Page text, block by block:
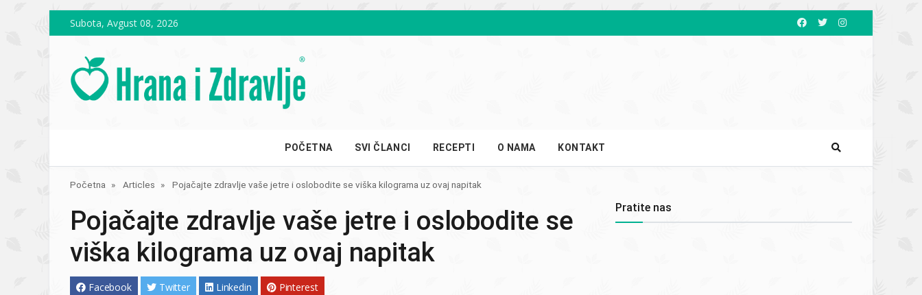
Skip to main contentSubota, Avgust 08, 2026
POČETNA SVI ČLANCI RECEPTI O NAMA KONTAKT
Početna Articles Pojačajte zdravlje vaše jetre i oslobodite se viška kilograma uz ovaj napitak
Pojačajte zdravlje vaše jetre i oslobodite se
viška kilograma uz ovaj napitak
Facebook Twitter Linkedin Pinterest
Pratite nas